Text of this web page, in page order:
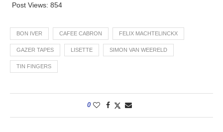
Post Views: 854
BON IVER CAFEE CABRON FELIX MACHTELINCKX
GAZER TAPES LISETTE SIMON VAN WEERELD
TIN FINGERS
0